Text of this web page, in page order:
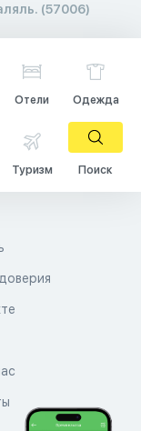
(57006)
Отели Одежда
Туризм Поиск